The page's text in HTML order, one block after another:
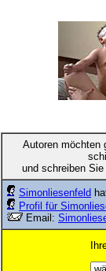
Autoren möchten
und schreiben
Simonliesenfeld
Profil für
Email: